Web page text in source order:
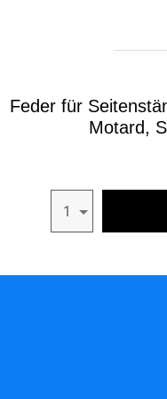
Feder für
Motard,
1